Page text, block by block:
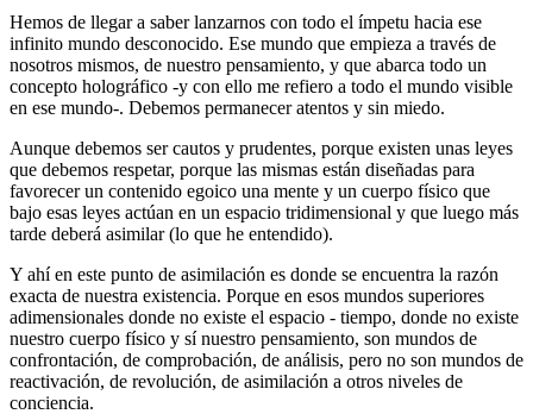
Hemos de llegar a saber lanzarnos con todo el ímpetu hacia ese
infinito mundo desconocido. Ese mundo que empieza a través de
nosotros mismos, de nuestro pensamiento, y que abarca todo un
concepto holográfico -y con ello me refiero a todo el mundo visible
en ese mundo-. Debemos permanecer atentos y sin miedo.
Aunque debemos ser cautos y prudentes, porque existen unas leyes
que debemos respetar, porque las mismas están diseñadas para
favorecer un contenido egoico una mente y un cuerpo físico que
bajo esas leyes actúan en un espacio tridimensional y que luego más
tarde deberá asimilar (lo que he entendido).
Y ahí en este punto de asimilación es donde se encuentra la razón
exacta de nuestra existencia. Porque en esos mundos superiores
adimensionales donde no existe el espacio - tiempo, donde no existe
nuestro cuerpo físico y sí nuestro pensamiento, son mundos de
confrontación, de comprobación, de análisis, pero no son mundos de
reactivación, de revolución, de asimilación a otros niveles de
conciencia.